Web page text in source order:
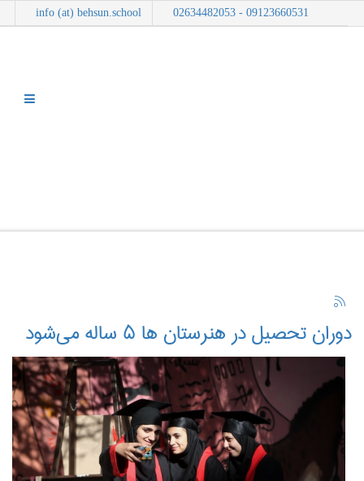
09123660531 - 02634482053
info (at) behsun.school
دوران تحصیل در هنرستان‌ ها ۵ ساله می‌شود